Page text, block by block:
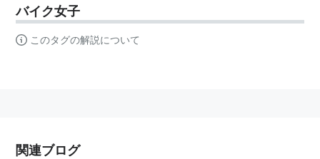
バイク女子
このタグの解説について
関連ブログ